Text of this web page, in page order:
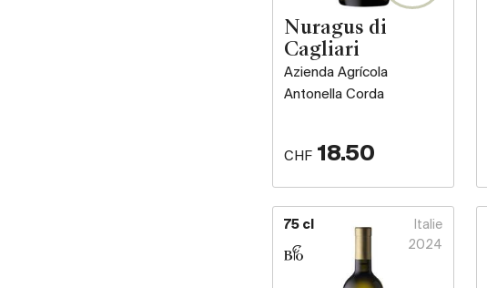
Nuragus di
Cagliari
Azienda Agrícola
Antonella Corda
CHF 18.50
75 cl
Italie
2024